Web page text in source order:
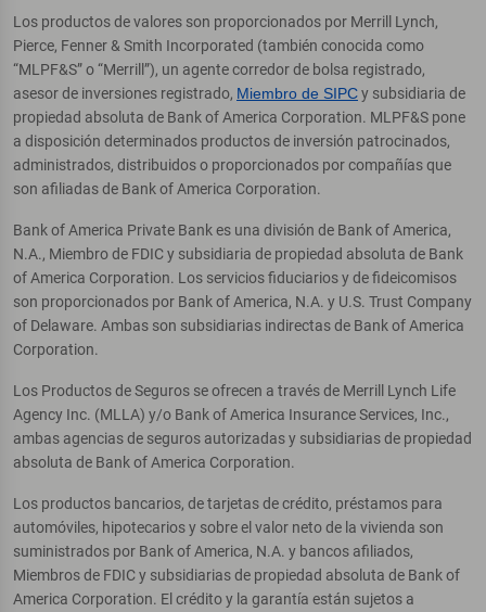
Los productos de valores son proporcionados por Merrill Lynch,
Pierce, Fenner & Smith Incorporated (también conocida como
“MLPF&S” o “Merrill”), un agente corredor de bolsa registrado,
asesor de inversiones registrado, Miembro de SIPCy subsidiaria de
propiedad absoluta de Bank of America Corporation. MLPF&S pone
a disposición determinados productos de inversión patrocinados,
administrados, distribuidos o proporcionados por compañías que
son afiliadas de Bank of America Corporation.
Bank of America Private Bank es una división de Bank of America,
N.A., Miembro de FDIC y subsidiaria de propiedad absoluta de Bank
of America Corporation. Los servicios fiduciarios y de fideicomisos
son proporcionados por Bank of America, N.A. y U.S. Trust Company
of Delaware. Ambas son subsidiarias indirectas de Bank of America
Corporation.
Los Productos de Seguros se ofrecen a través de Merrill Lynch Life
Agency Inc. (MLLA) y/o Bank of America Insurance Services, Inc.,
ambas agencias de seguros autorizadas y subsidiarias de propiedad
absoluta de Bank of America Corporation.
Los productos bancarios, de tarjetas de crédito, préstamos para
automóviles, hipotecarios y sobre el valor neto de la vivienda son
suministrados por Bank of America, N.A. y bancos afiliados,
Miembros de FDIC y subsidiarias de propiedad absoluta de Bank of
America Corporation. El crédito y la garantía están sujetos a